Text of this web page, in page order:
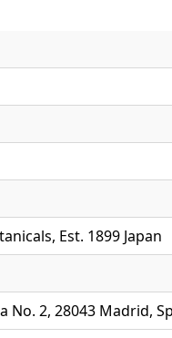
Est. 1899 Japan
No. 2, 28043 Madrid,